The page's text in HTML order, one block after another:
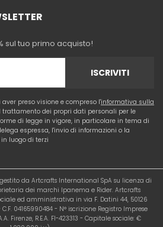
sul tuo primo acquisto!
ISCRIVITI
preso visione e compreso l'informativa sulla
trattamento dei propri dati personali per le
di legge in vigore, in particolare in tema di
espressa, l'invio di informazioni o la
luogo di terzi
da Artcrafts International SpA su licenza di
dei marchi Ipanema e Rider. Artcrafts
ed amministrativa in via F. Datini 44, 50126
04165990484 - N° iscrizione Registro Imprese
Firenze, R.E.A. FI-423313 - Capitale sociale: €